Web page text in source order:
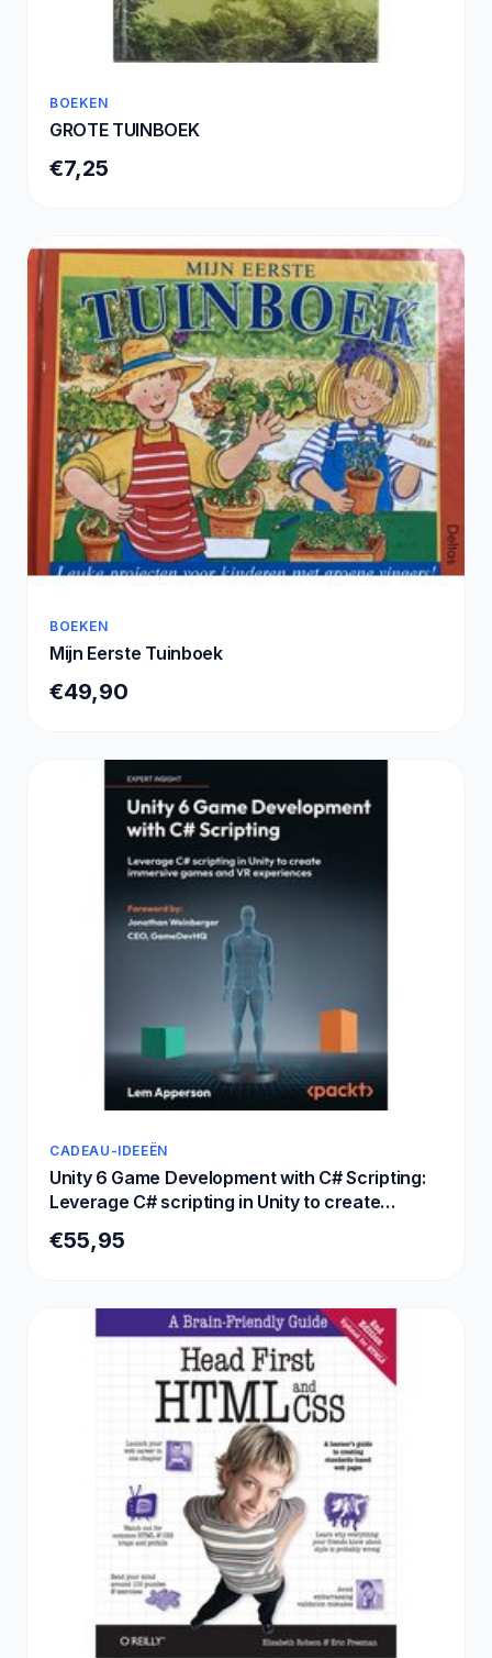
BOEKEN
GROTE TUINBOEK
€7,25
BOEKEN
Mijn Eerste Tuinboek
€49,90
CADEAU-IDEEËN
Unity 6 Game Development with C# Scripting:
Leverage C# scripting in Unity to create
€55,95